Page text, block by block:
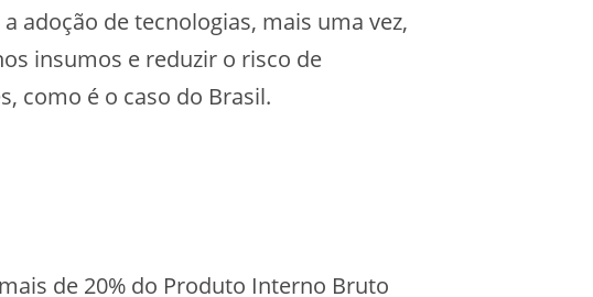
adoção de tecnologias, mais uma vez,
insumos e reduzir o risco de
como é o caso do Brasil.
de 20% do Produto Interno Bruto